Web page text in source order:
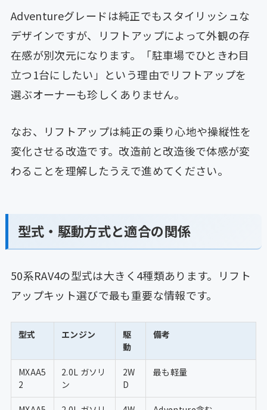
Adventureグレードは純正でもスタイリッシュな
デザインですが、リフトアップによって外観の存
在感が別次元になります。「駐車場でひときわ目
立つ1台にしたい」という理由でリフトアップを
選ぶオーナーも珍しくありません。
なお、リフトアップは純正の乗り心地や操縦性を
変化させる改造です。改造前と改造後で体感が変
わることを理解したうえで進めてください。
型式・駆動方式と適合の関係
50系RAV4の型式は大きく4種類あります。リフト
アップキット選びで最も重要な情報です。
型式 エンジン
駆
動
備考
MXAA5
2
2.0L ガソリ
ン
2W
D
最も軽量